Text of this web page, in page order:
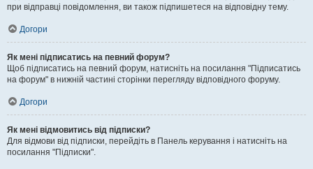
при відправці повідомлення, ви також підпишетеся на відповідну тему.
Догори
Як мені підписатись на певний форум?
Щоб підписатись на певний форум, натисніть на посилання "Підписатись
на форум" в нижній частині сторінки перегляду відповідного форуму.
Догори
Як мені відмовитись від підписки?
Для відмови від підписки, перейдіть в Панель керування і натисніть на
посилання "Підписки".